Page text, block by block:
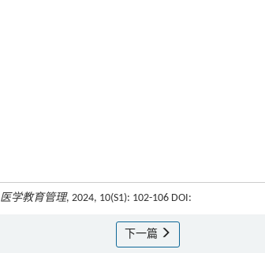
医学教育管理, 2024, 10(S1): 102-106 DOI:
下一篇